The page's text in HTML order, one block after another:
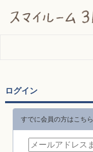
ログイン
すでに会員の方はこちら